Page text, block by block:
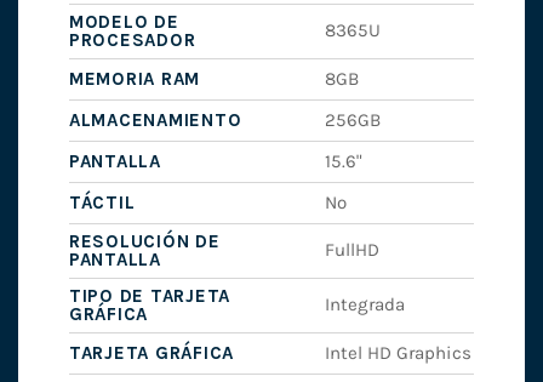
MODELO DE
PROCESADOR
8365U
MEMORIA RAM
8GB
ALMACENAMIENTO
256GB
PANTALLA
15.6"
TÁCTIL
No
RESOLUCIÓN DE
PANTALLA
FullHD
TIPO DE TARJETA
GRÁFICA
Integrada
TARJETA GRÁFICA
Intel HD Graphics